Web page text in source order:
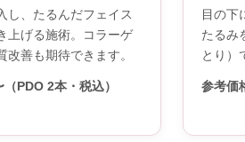
し、たるんだフェイス
上げる施術。コラーゲ
改善も期待できます。
PDO 2本・税込）
目の下
たるみ
とり）
参考価